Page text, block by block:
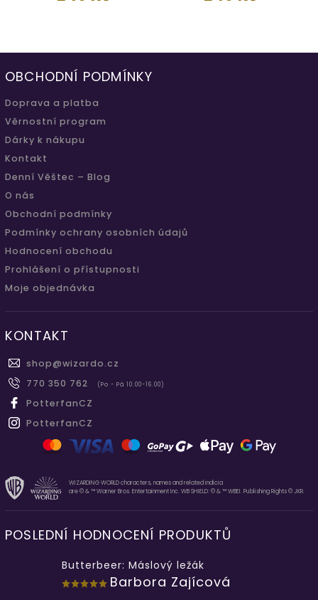
OBCHODNÍ PODMÍNKY
Doprava a platba
Věrnostní program
Dárky k nákupu
Kontakt
Denní Věštec – Blog
O nás
Obchodní podmínky
Podmínky ochrany osobních údajů
Hodnocení obchodu
Prohlášení o přístupnosti
Moje objednávka
KONTAKT
shop@wizardo.cz
770 350 762
(Po - Pá 10.00-16.00)
PotterfanCZ
PotterfanCZ
WIZARDING WORLD characters, names and related indicia
are © & ™ Warner Bros. Entertainment Inc. WB SHIELD: © & ™ WBEI. Publishing Rights © JKR.
POSLEDNÍ HODNOCENÍ PRODUKTŮ
Butterbeer: Máslový ležák
Barbora Zajícová